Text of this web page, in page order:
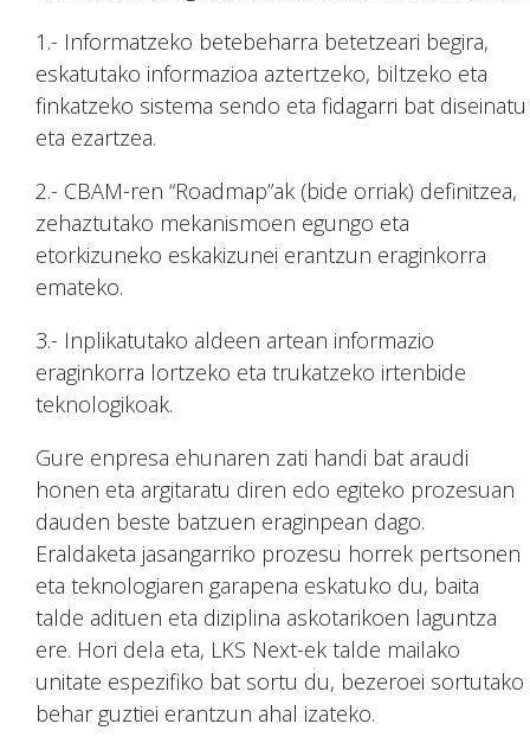
1.- Informatzeko betebeharra betetzeari begira,
eskatutako informazioa aztertzeko, biltzeko eta
finkatzeko sistema sendo eta fidagarri bat diseinatu
eta ezartzea.
2.- CBAM-ren “Roadmap”ak (bide orriak) definitzea,
zehaztutako mekanismoen egungo eta
etorkizuneko eskakizunei erantzun eraginkorra
emateko.
3.- Inplikatutako aldeen artean informazio
eraginkorra lortzeko eta trukatzeko irtenbide
teknologikoak.
Gure enpresa ehunaren zati handi bat araudi
honen eta argitaratu diren edo egiteko prozesuan
dauden beste batzuen eraginpean dago.
Eraldaketa jasangarriko prozesu horrek pertsonen
eta teknologiaren garapena eskatuko du, baita
talde adituen eta diziplina askotarikoen laguntza
ere. Hori dela eta, LKS Next-ek talde mailako
unitate espezifiko bat sortu du, bezeroei sortutako
behar guztiei erantzun ahal izateko.